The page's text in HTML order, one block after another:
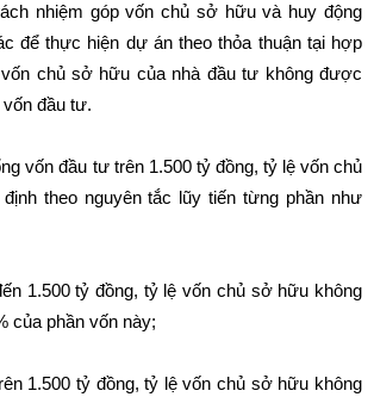
nhiệm góp vốn chủ sở hữu và huy động
để thực hiện dự án theo thỏa thuận tại hợp
chủ sở hữu của nhà đầu tư không được
đầu tư.
vốn đầu tư trên 1.500 tỷ đồng, tỷ lệ vốn chủ
theo nguyên tắc lũy tiến từng phần như
1.500 tỷ đồng, tỷ lệ vốn chủ sở hữu không
của phần vốn này;
1.500 tỷ đồng, tỷ lệ vốn chủ sở hữu không